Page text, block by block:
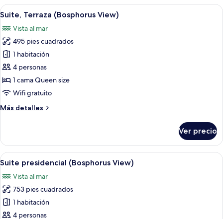
Abrir
todas
las
fotos
de
Suite,
Terraza
(Bosphorus
Un comedor moderno con vistas al
6
Suite, Terraza (Bosphorus View)
Vista al mar
495 pies cuadrados
1 habitación
4 personas
1 cama Queen size
Wifi gratuito
Más detalles
Más
Terraza
(Bosphorus
View)
Ver precio
Abrir
todas
las
fotos
de
Suite
Una habitación de hotel con una
12
Suite presidencial (Bosphorus View)
Vista al mar
753 pies cuadrados
1 habitación
4 personas